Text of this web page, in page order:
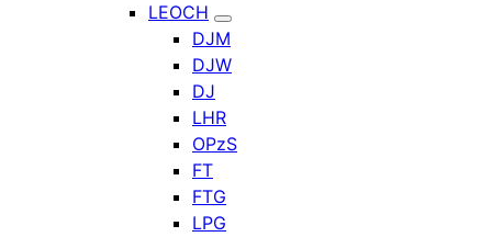
LEOCH
DJM
DJW
DJ
LHR
OPzS
FT
FTG
LPG